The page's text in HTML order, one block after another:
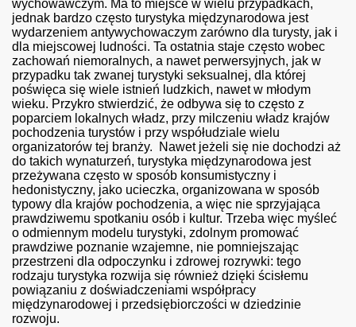
wychowawczym. Ma to miejsce w wielu przypadkach,
jednak bardzo często turystyka międzynarodowa jest
wydarzeniem antywychowaczym zarówno dla turysty, jak i
dla miejscowej ludności. Ta ostatnia staje często wobec
zachowań niemoralnych, a nawet perwersyjnych, jak w
przypadku tak zwanej turystyki seksualnej, dla której
poświęca się wiele istnień ludzkich, nawet w młodym
wieku. Przykro stwierdzić, że odbywa się to często z
poparciem lokalnych władz, przy milczeniu władz krajów
pochodzenia turystów i przy współudziale wielu
organizatorów tej branży. Nawet jeżeli się nie dochodzi aż
do takich wynaturzeń, turystyka międzynarodowa jest
przeżywana często w sposób konsumistyczny i
hedonistyczny, jako ucieczka, organizowana w sposób
typowy dla krajów pochodzenia, a więc nie sprzyjająca
prawdziwemu spotkaniu osób i kultur. Trzeba więc myśleć
o odmiennym modelu turystyki, zdolnym promować
prawdziwe poznanie wzajemne, nie pomniejszając
przestrzeni dla odpoczynku i zdrowej rozrywki: tego
rodzaju turystyka rozwija się również dzięki ścisłemu
powiązaniu z doświadczeniami współpracy
międzynarodowej i przedsiębiorczości w dziedzinie
rozwoju.